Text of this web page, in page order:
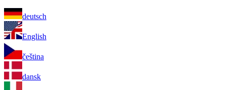
deutsch
English
čeština
dansk